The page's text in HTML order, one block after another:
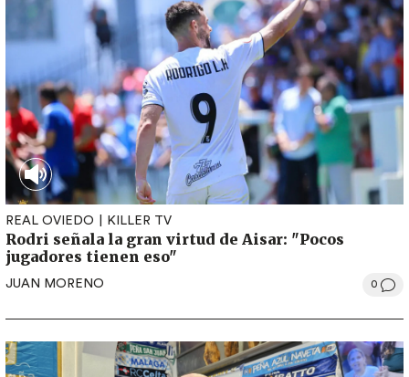
REAL OVIEDO KILLER TV
Rodri señala la gran virtud de Aisar: "Pocos
jugadores tienen eso"
JUAN MORENO 0